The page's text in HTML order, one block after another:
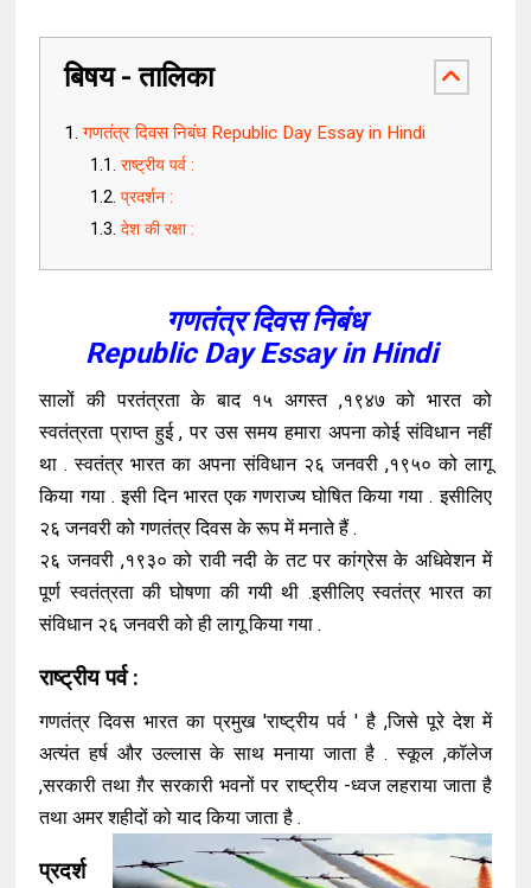
बिषय - तालिका
गणतंत्र दिवस निबंध Republic Day Essay in Hindi
राष्ट्रीय पर्व :
प्रदर्शन :
देश की रक्षा :
गणतंत्र दिवस निबंध
Republic Day Essay in Hindi
सालों की परतंत्रता के बाद १५ अगस्त ,१९४७ को भारत को
स्वतंत्रता प्राप्त हुई , पर उस समय हमारा अपना कोई संविधान नहीं
था . स्वतंत्र भारत का अपना संविधान २६ जनवरी ,१९५० को लागू
किया गया . इसी दिन भारत एक गणराज्य घोषित किया गया . इसीलिए
२६ जनवरी को गणतंत्र दिवस के रूप में मनाते हैं .
२६ जनवरी ,१९३० को रावी नदी के तट पर कांग्रेस के अधिवेशन में
पूर्ण स्वतंत्रता की घोषणा की गयी थी .इसीलिए स्वतंत्र भारत का
संविधान २६ जनवरी को ही लागू किया गया .
राष्ट्रीय पर्व :
गणतंत्र दिवस भारत का प्रमुख 'राष्ट्रीय पर्व ' है ,जिसे पूरे देश में
अत्यंत हर्ष और उल्लास के साथ मनाया जाता है . स्कूल ,कॉलेज
,सरकारी तथा ग़ैर सरकारी भवनों पर राष्ट्रीय -ध्वज लहराया जाता है
तथा अमर शहीदों को याद किया जाता है .
प्रदर्श